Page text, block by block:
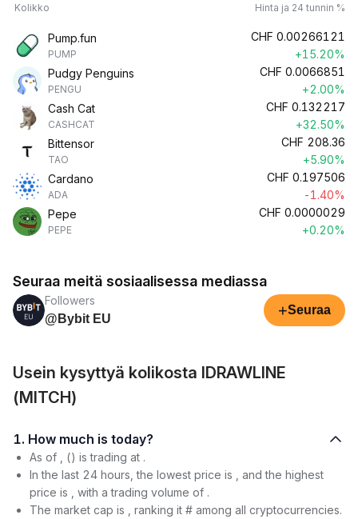
Kolikko Hinta ja 24 tunnin %
Pump.fun
PUMP
CHF 0.00266121
+15.20%
Pudgy Penguins
PENGU
CHF 0.0066851
+2.00%
Cash Cat
CASHCAT
CHF 0.132217
+32.50%
Bittensor
TAO
CHF 208.36
+5.90%
Cardano
ADA
CHF 0.197506
-1.40%
Pepe
PEPE
CHF 0.0000029
+0.20%
Seuraa meitä sosiaalisessa mediassa
Followers
@Bybit EU
+Seuraa
Usein kysyttyä kolikosta IDRAWLINE
(MITCH)
1. How much is today?
As of , () is trading at .
In the last 24 hours, the lowest price is , and the highest
price is , with a trading volume of .
The market cap is , ranking it # among all cryptocurrencies.